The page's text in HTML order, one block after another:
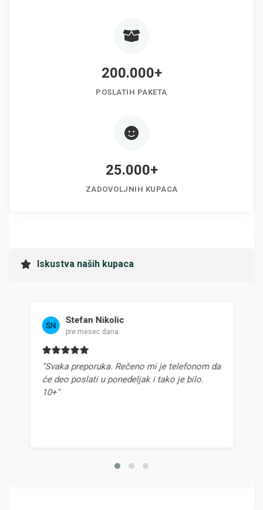
200.000+
POSLATIH PAKETA
25.000+
ZADOVOLJNIH KUPACA
Iskustva naših kupaca
Stefan Nikolic
pre mesec dana
"Svaka preporuka. Rečeno mi je telefonom da
će deo poslati u ponedeljak i tako je bilo.